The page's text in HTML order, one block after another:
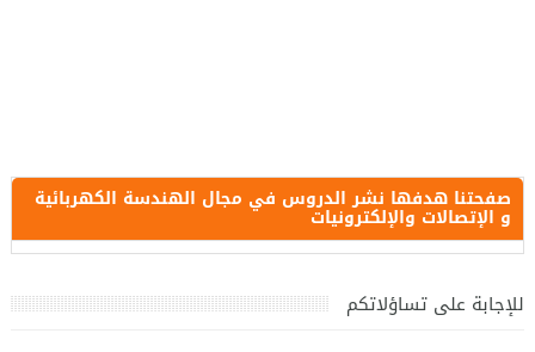
صفحتنا هدفها نشر الدروس في مجال الهندسة الكهربائية
و الإتصالات والإلكترونيات
للإجابة على تساؤلاتكم